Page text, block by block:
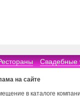
Свадебные
на сайте
в каталоге